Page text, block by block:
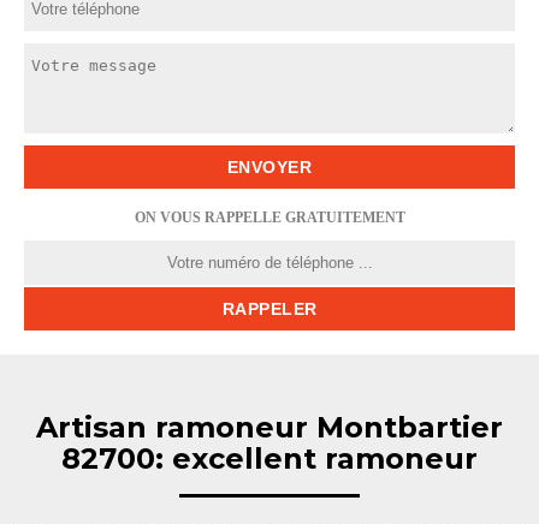
ON VOUS RAPPELLE GRATUITEMENT
Artisan ramoneur Montbartier
82700: excellent ramoneur